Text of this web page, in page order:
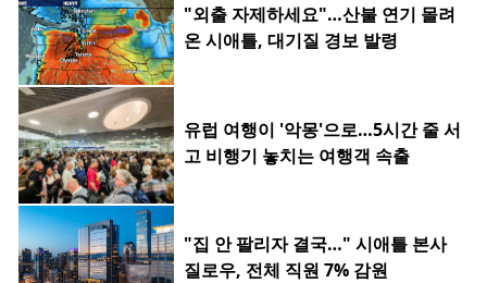
"외출 자제하세요"…산불 연기 몰려
온 시애틀, 대기질 경보 발령
유럽 여행이 '악몽'으로…5시간 줄 서
고 비행기 놓치는 여행객 속출
"집 안 팔리자 결국…" 시애틀 본사
질로우, 전체 직원 7% 감원